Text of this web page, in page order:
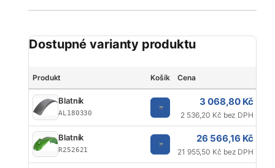
Dostupné varianty produktu
Produkt Košík Cena
Blatník
AL180330
3 068,80 Kč
2 536,20 Kč bez DPH
Blatník
R252621
26 566,16 Kč
21 955,50 Kč bez DPH